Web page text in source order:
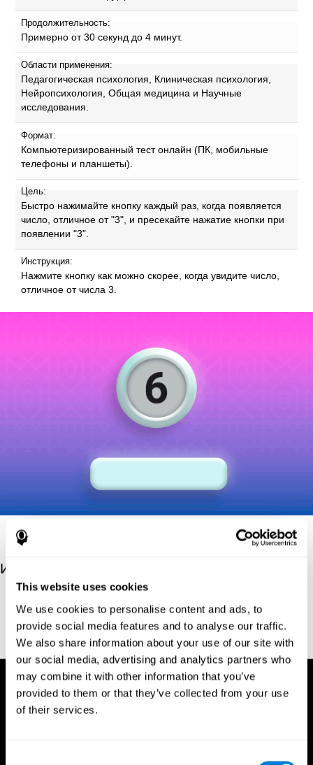
This website uses cookies
We use cookies to personalise content and ads, to
provide social media features and to analyse our traffic.
We also share information about your use of our site with
our social media, advertising and analytics partners who
may combine it with other information that you’ve
provided to them or that they’ve collected from your use
of their services.
Продолжительность:
Примерно от 30 секунд до 4 минут.
Области применения:
Педагогическая психология, Клиническая психология,
Нейропсихология, Общая медицина и Научные
исследования.
Формат:
Компьютеризированный тест онлайн (ПК, мобильные
телефоны и планшеты).
Цель:
Быстро нажимайте кнопку каждый раз, когда появляется
число, отличное от "3", и пресекайте нажатие кнопки при
появлении "3".
Инструкция:
Нажмите кнопку как можно скорее, когда увидите число,
отличное от числа 3.
Источники
(1997). 'Oops!': performance correlates of everyday attentional
failures in traumatic brain injured and normal subjects.
Neuropsychologia, 35(6), 747-758.